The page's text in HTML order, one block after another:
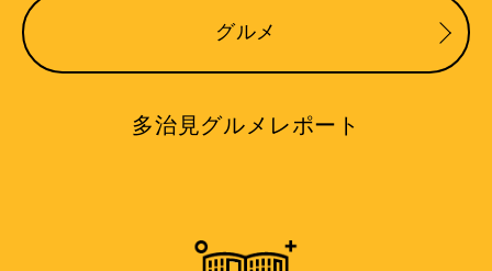
グルメ
多治見グルメレポート